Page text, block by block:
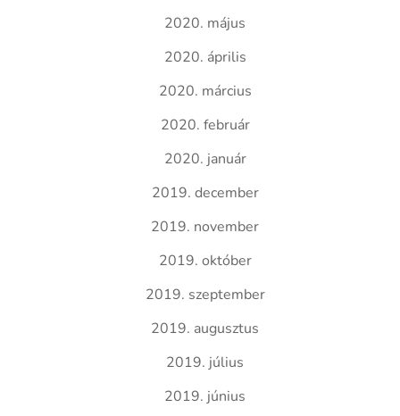
2020. május
2020. április
2020. március
2020. február
2020. január
2019. december
2019. november
2019. október
2019. szeptember
2019. augusztus
2019. július
2019. június